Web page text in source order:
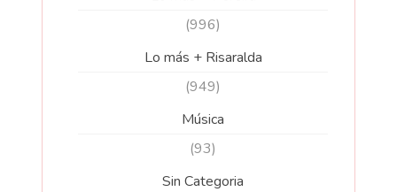
(996)
Lo más + Risaralda
(949)
Música
(93)
Sin Categoria